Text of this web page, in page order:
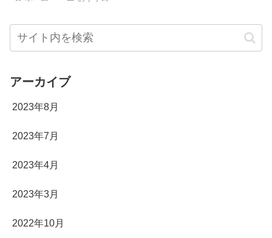
アーカイブ
2023年8月
2023年7月
2023年4月
2023年3月
2022年10月